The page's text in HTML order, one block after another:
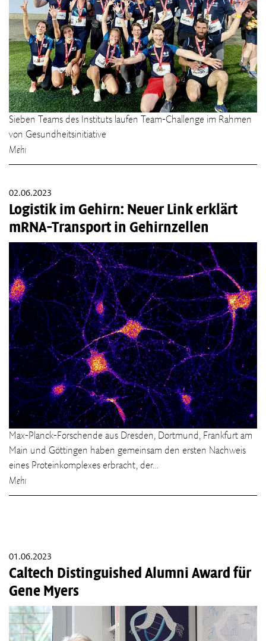
Sieben Teams des Instituts laufen Team-Challenge im Rahmen
von Gesundheitsinitiative
Mehr
02.06.2023
Logistik im Gehirn: Neuer Link erklärt
mRNA-Transport in Gehirnzellen
Max-Planck-Forschende aus Dresden, Dortmund, Frankfurt am
Main und Göttingen haben gemeinsam den ersten Nachweis
eines Proteinkomplexes erbracht, der…
Mehr
01.06.2023
Caltech Distinguished Alumni Award für
Gene Myers